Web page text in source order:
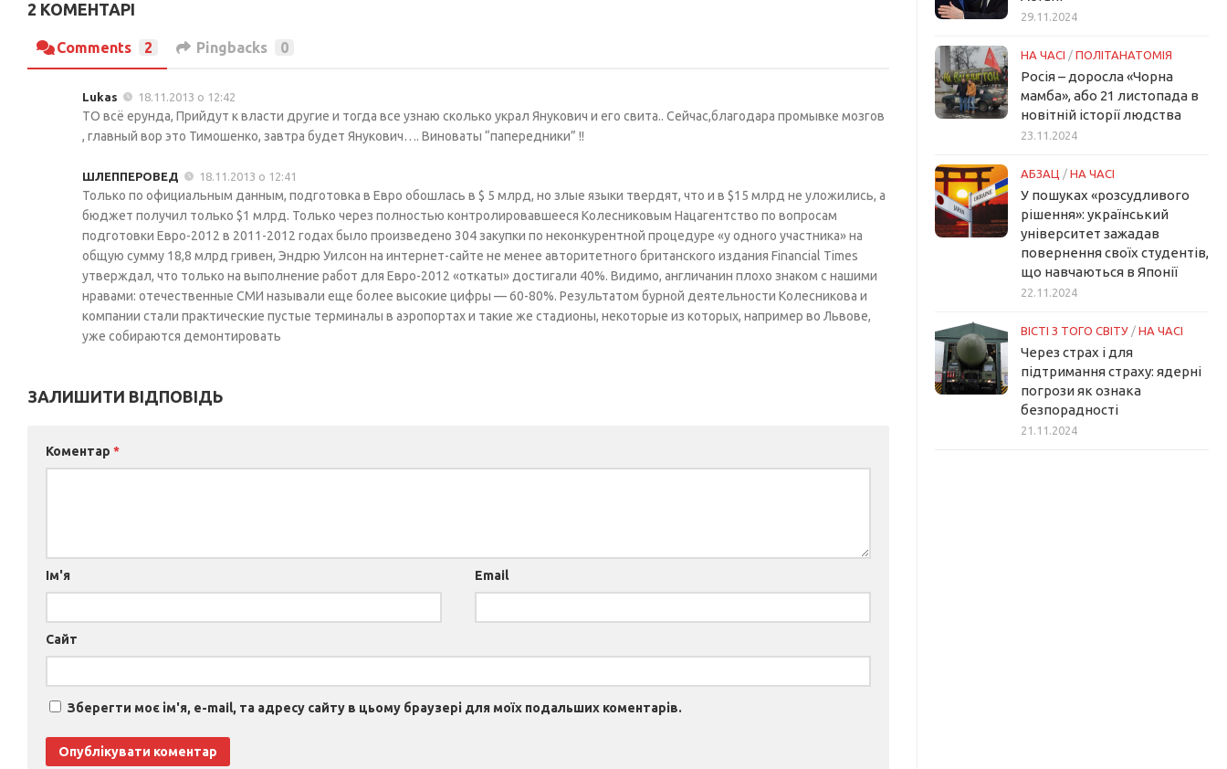
2 КОМЕНТАРІ
Comments 2 Pingbacks 0
Lukas 18.11.2013 о 12:42
ТО всё ерунда, Прийдут к власти другие и тогда все узнаю сколько украл Янукович и его свита.. Сейчас,благодара промывке мозгов
, главный вор это Тимошенко, завтра будет Янукович…. Виноваты “папередники” !!
ШЛЕППЕРОВЕД 18.11.2013 о 12:41
Только по официальным данным, подготовка в Евро обошлась в $ 5 млрд, но злые языки твердят, что и в $15 млрд не уложились, а
бюджет получил только $1 млрд. Только через полностью контролировавшееся Колесниковым Нацагентство по вопросам
подготовки Евро-2012 в 2011-2012 годах было произведено 304 закупки по неконкурентной процедуре «у одного участника» на
общую сумму 18,8 млрд гривен, Эндрю Уилсон на интернет-сайте не менее авторитетного британского издания Financial Times
утверждал, что только на выполнение работ для Евро-2012 «откаты» достигали 40%. Видимо, англичанин плохо знаком с нашими
нравами: отечественные СМИ называли еще более высокие цифры — 60-80%. Результатом бурной деятельности Колесникова и
компании стали практические пустые терминалы в аэропортах и такие же стадионы, некоторые из которых, например во Львове,
уже собираются демонтировать
ЗАЛИШИТИ ВІДПОВІДЬ
Коментар *
Ім'я Email
Сайт
Зберегти моє ім'я, e-mail, та адресу сайту в цьому браузері для моїх подальших коментарів.
29.11.2024
НА ЧАСІ / ПОЛІТАНАТОМІЯ
Росія – доросла «Чорна
мамба», або 21 листопада в
новітній історії людства
23.11.2024
АБЗАЦ / НА ЧАСІ
У пошуках «розсудливого
рішення»: український
університет зажадав
повернення своїх студентів,
що навчаються в Японії
22.11.2024
ВІСТІ З ТОГО СВІТУ / НА ЧАСІ
Через страх і для
підтримання страху: ядерні
погрози як ознака
безпорадності
21.11.2024